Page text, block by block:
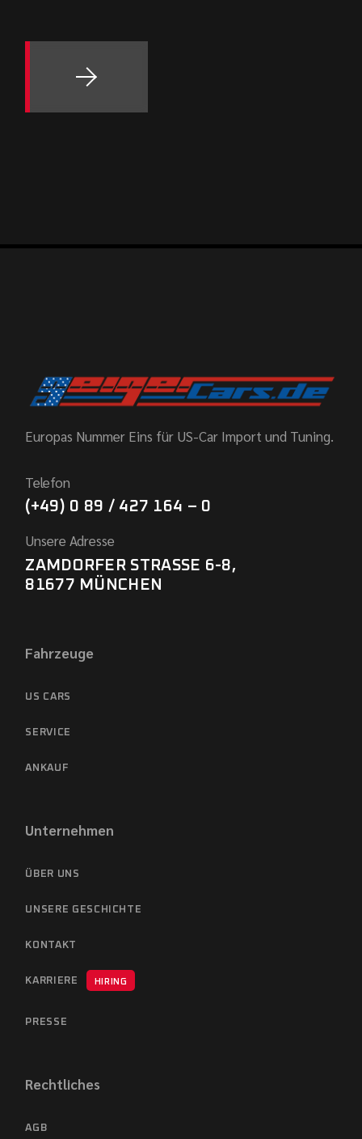
Europas Nummer Eins für US-Car Import und Tuning.
Telefon
(+49) 0 89 / 427 164 – 0
Unsere Adresse
ZAMDORFER STRASSE 6-8,
81677 MÜNCHEN
Fahrzeuge
US CARS
SERVICE
ANKAUF
Unternehmen
ÜBER UNS
UNSERE GESCHICHTE
KONTAKT
KARRIERE HIRING
PRESSE
Rechtliches
AGB